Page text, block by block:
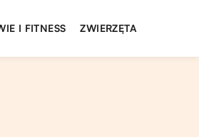
I FITNESS ZWIERZĘTA